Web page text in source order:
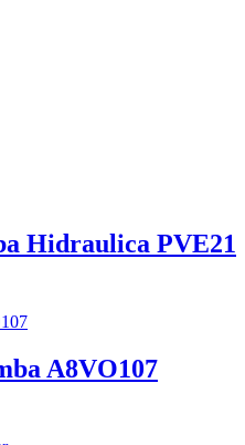
Hidraulica PVE21
A8VO107